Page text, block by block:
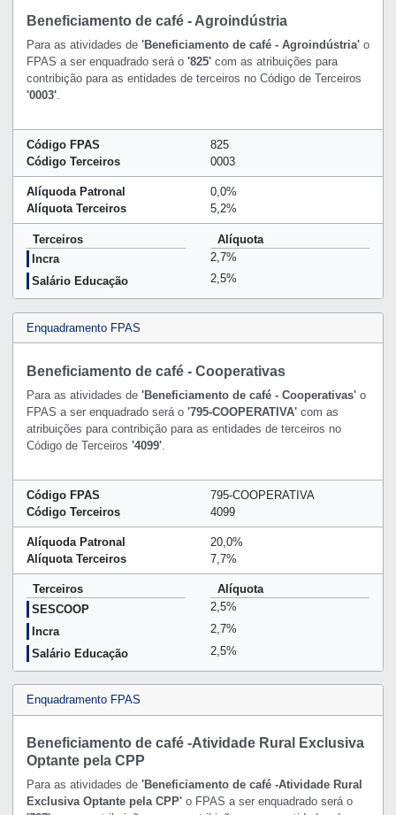
Beneficiamento de café - Agroindústria
Para as atividades de 'Beneficiamento de café - Agroindústria'o
FPAS a ser enquadrado será o '825'com as atribuições para
contribição para as entidades de terceiros no Código de Terceiros
'0003'.
Código FPAS
825
Código Terceiros
0003
Alíquoda Patronal
0,0%
Alíquota Terceiros
5,2%
Terceiros
Alíquota
Incra
2,7%
Salário Educação
2,5%
Enquadramento FPAS
Beneficiamento de café - Cooperativas
Para as atividades de 'Beneficiamento de café - Cooperativas'o
FPAS a ser enquadrado será o '795-COOPERATIVA'com as
atribuições para contribição para as entidades de terceiros no
Código de Terceiros '4099'.
Código FPAS
795-COOPERATIVA
Código Terceiros
4099
Alíquoda Patronal
20,0%
Alíquota Terceiros
7,7%
Terceiros
Alíquota
SESCOOP
2,5%
Incra
2,7%
Salário Educação
2,5%
Enquadramento FPAS
Beneficiamento de café -Atividade Rural Exclusiva
Optante pela CPP
Para as atividades de 'Beneficiamento de café -Atividade Rural
Exclusiva Optante pela CPP'o FPAS a ser enquadrado será o